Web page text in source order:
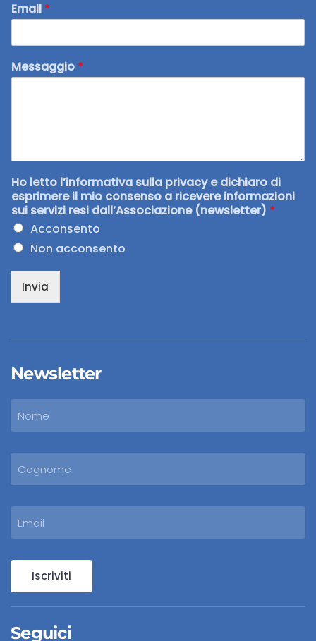
Email *
Messaggio *
Ho letto l’informativa sulla privacy e dichiaro di
esprimere il mio consenso a ricevere informazioni
sui servizi resi dall’Associazione (newsletter) *
Acconsento
Non acconsento
Invia
Newsletter
Iscriviti
Seguici